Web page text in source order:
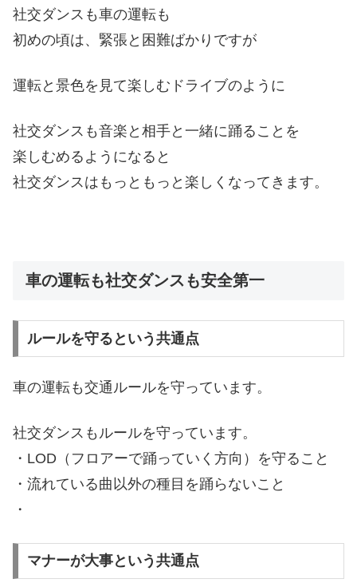
社交ダンスも車の運転も
初めの頃は、緊張と困難ばかりですが
運転と景色を見て楽しむドライブのように
社交ダンスも音楽と相手と一緒に踊ることを
楽しむめるようになると
社交ダンスはもっともっと楽しくなってきます。
車の運転も社交ダンスも安全第一
ルールを守るという共通点
車の運転も交通ルールを守っています。
社交ダンスもルールを守っています。
・LOD（フロアーで踊っていく方向）を守ること
・流れている曲以外の種目を踊らないこと
・
マナーが大事という共通点